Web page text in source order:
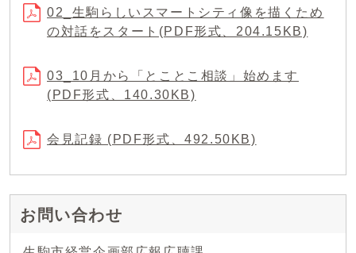
02_生駒らしいスマートシティ像を描くため
の対話をスタート(PDF形式、204.15KB)
03_10月から「とことこ相談」始めます
(PDF形式、140.30KB)
会見記録 (PDF形式、492.50KB)
お問い合わせ